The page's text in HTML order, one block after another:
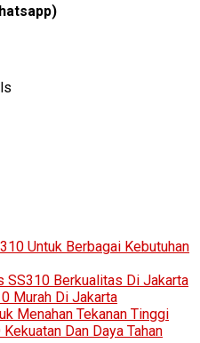
Untuk Berbagai Kebutuhan
SS310 Berkualitas Di Jakarta
Murah Di Jakarta
Menahan Tekanan Tinggi
Dan Daya Tahan